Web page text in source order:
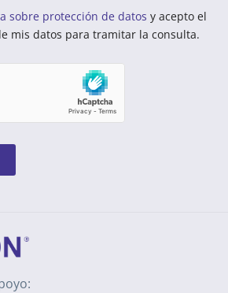
sobre protección de datos y acepto el
mis datos para tramitar la consulta.